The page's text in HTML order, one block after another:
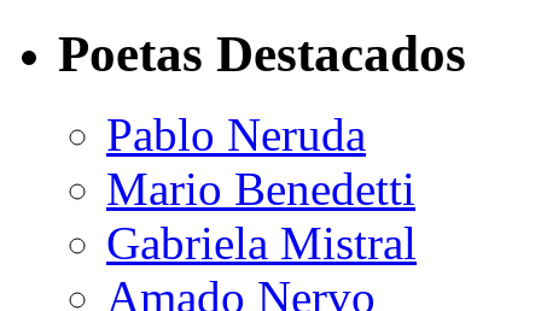
Poetas Destacados
Pablo Neruda
Mario Benedetti
Gabriela Mistral
Amado Nervo